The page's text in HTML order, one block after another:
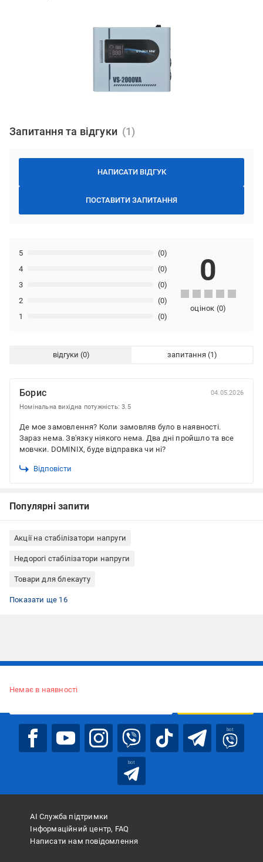
Запитання та відгуки
НАПИСАТИ ВІДГУК
ПОСТАВИТИ ЗАПИТАННЯ
1 (0)
2 (0)
3 (0)
4 (0)
5 (0)
0
оцінок (0)
відгуки запитання
Борис
04.05.2026
Номінальна вихідна потужність: 3.5
Де мое замовлення? Коли замовляв було в наявності.
Зараз нема. Зв'язку ніякого нема. Два дні пройшло та все
мовчки. DOMINIX, буде відправка чи ні?
Відповісти
Популярні запити
Акції на стабілізатори напруги
Недорогі стабілізатори напруги
Товари для блекауту
високочастотних перешкод
короткого замикання
Показати ще 16
Немає в наявності
bot
bot
АІ Служба підтримки
Інформаційний центр, FAQ
Написати нам повідомлення